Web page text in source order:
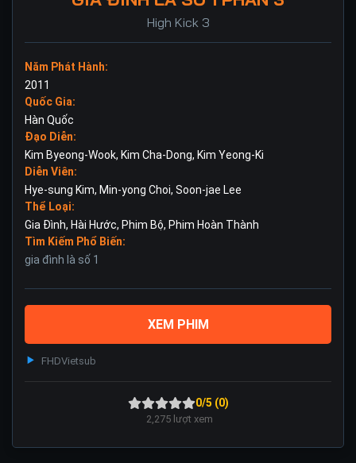
High Kick 3
Năm Phát Hành:
2011
Quốc Gia:
Hàn Quốc
Đạo Diễn:
Kim Byeong-Wook, Kim Cha-Dong, Kim Yeong-Ki
Diễn Viên:
Hye-sung Kim, Min-yong Choi, Soon-jae Lee
Thể Loại:
Gia Đình, Hài Hước, Phim Bộ, Phim Hoàn Thành
Tìm Kiếm Phổ Biến:
gia đình là số 1
XEM PHIM
FHDVietsub
0/5 (0)
2,275 lượt xem